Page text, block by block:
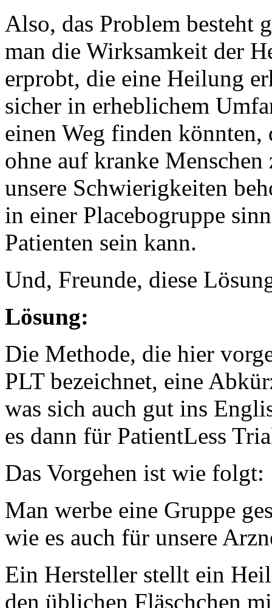
Also, das Problem besteht
man die Wirksamkeit der
erprobt, die eine Heilung
sicher in erheblichem
einen Weg finden
ohne auf kranke
unsere Schwierigkeiten
in einer Placebogruppe
Patienten sein kann.
Und, Freunde, diese
Lösung:
Die Methode, die hier
PLT bezeichnet, eine
was sich auch gut ins
es dann für PatientLess
Das Vorgehen ist wie folgt:
Man werbe eine Gruppe
wie es auch für unsere
Ein Hersteller stellt ein
den üblichen Fläschchen